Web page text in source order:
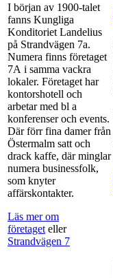
I början av 1900-talet
fanns Kungliga
Konditoriet Landelius
på Strandvägen 7a.
Numera finns företaget
7A i samma vackra
lokaler. Företaget har
kontorshotell och
arbetar med bl a
konferenser och events.
Där förr fina damer från
Östermalm satt och
drack kaffe, där minglar
numera businessfolk,
som knyter
affärskontakter.
Läs mer om
företaget eller
Strandvägen 7